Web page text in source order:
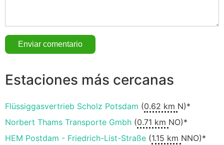
Estaciones más cercanas
Flüssiggasvertrieb Scholz Potsdam (0.62 km N)*
Norbert Thams Transporte Gmbh (0.71 km NO)*
HEM Postdam - Friedrich-List-Straße (1.15 km NNO)*